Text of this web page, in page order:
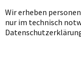
Wir erheben
nur im technisch